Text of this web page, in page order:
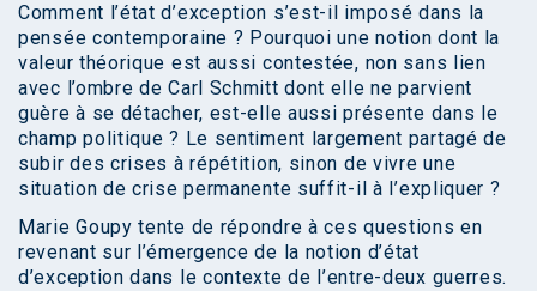
Comment l’état d’exception s’est-il imposé dans la
pensée contemporaine ? Pourquoi une notion dont la
valeur théorique est aussi contestée, non sans lien
avec l’ombre de Carl Schmitt dont elle ne parvient
guère à se détacher, est-elle aussi présente dans le
champ politique ? Le sentiment largement partagé de
subir des crises à répétition, sinon de vivre une
situation de crise permanente suffit-il à l’expliquer ?
Marie Goupy tente de répondre à ces questions en
revenant sur l’émergence de la notion d’état
d’exception dans le contexte de l’entre-deux guerres.